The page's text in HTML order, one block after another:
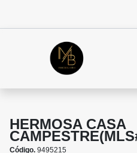
HERMOSA CASA
Código. 9495215